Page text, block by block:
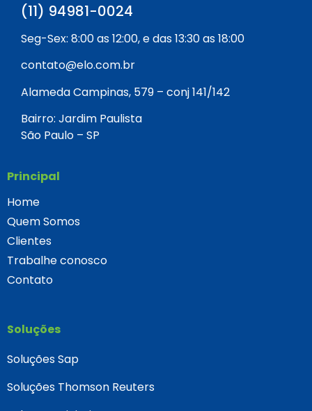
(11) 94981-0024
Seg-Sex: 8:00 as 12:00, e das 13:30 as 18:00
contato@elo.com.br
Alameda Campinas, 579 – conj 141/142
Bairro: Jardim Paulista
São Paulo – SP
Principal
Home
Quem Somos
Clientes
Trabalhe conosco
Contato
Soluções
Soluções Sap
Soluções Thomson Reuters